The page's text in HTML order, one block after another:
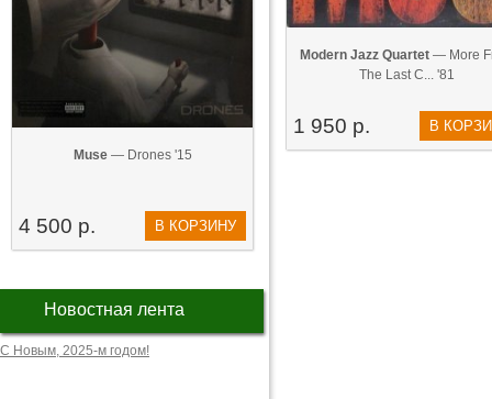
Muse— Drones '15
4 500 р. В КОРЗИНУ
Новостная лента
С Новым, 2025-м годом!
Modern Jazz Quartet — More
The Last C... '81
1 950 р. В